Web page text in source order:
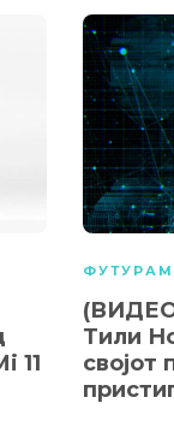
11
Тили
својот